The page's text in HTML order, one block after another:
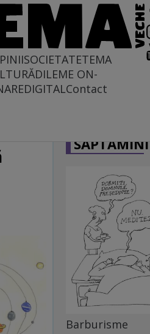
SOCIETATETEMA
DILEME ON-
DIGITALContact
Barburisme